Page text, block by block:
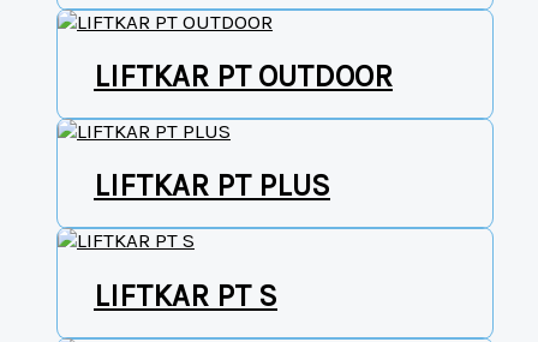
LIFTKAR PT OUTDOOR
LIFTKAR PT PLUS
LIFTKAR PT S